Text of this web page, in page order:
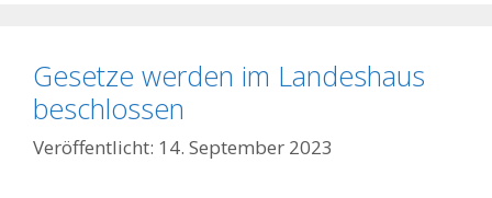
Gesetze werden im Landeshaus
beschlossen
14. September 2023